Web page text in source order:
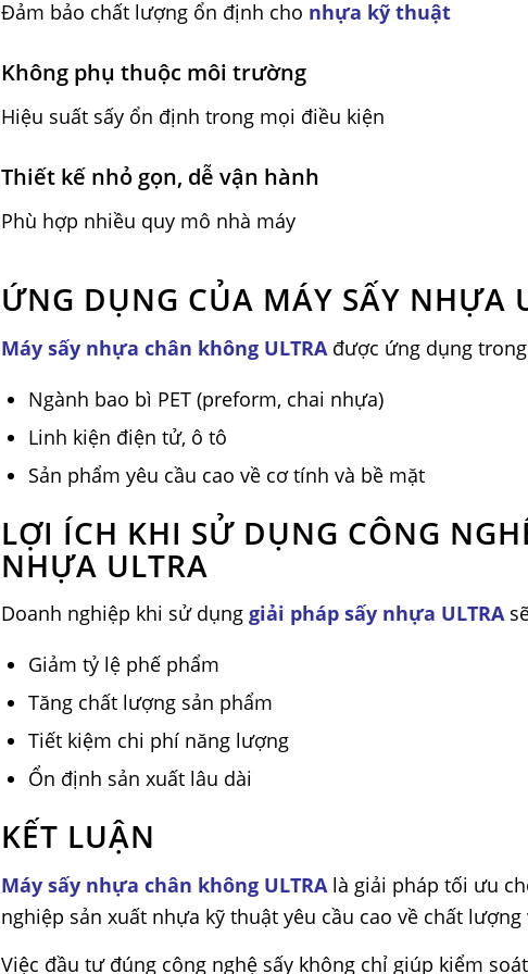
Đảm bảo chất lượng ổn định cho nhựa kỹ thuật
Không phụ thuộc môi trường
Hiệu suất sấy ổn định trong mọi điều kiện
Thiết kế nhỏ gọn, dễ vận hành
Phù hợp nhiều quy mô nhà máy
ỨNG DỤNG CỦA MÁY SẤY NHỰA
Máy sấy nhựa chân không ULTRA được ứng dụng
Ngành bao bì PET (preform, chai nhựa)
Linh kiện điện tử, ô tô
Sản phẩm yêu cầu cao về cơ tính và bề mặt
LỢI ÍCH KHI SỬ DỤNG CÔNG
NHỰA ULTRA
Doanh nghiệp khi sử dụnggiải pháp sấy nhựa ULTRA
Giảm tỷ lệ phế phẩm
Tăng chất lượng sản phẩm
Tiết kiệm chi phí năng lượng
Ổn định sản xuất lâu dài
KẾT LUẬN
Máy sấy nhựa chân không ULTRA là giải pháp tối ưu
nghiệp sản xuất nhựa kỹ thuật yêu cầu cao về chất lượng
Việc đầu tư đúng công nghệ sấy không chỉ giúp kiểm